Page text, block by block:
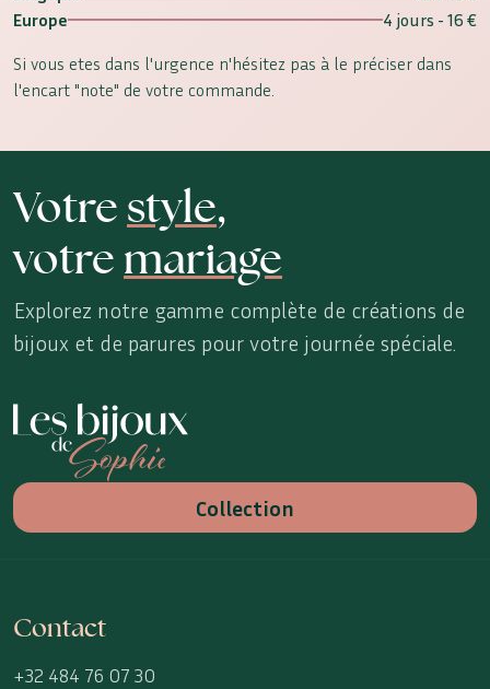
Europe
4 jours - 16 €
Si vous etes dans l'urgence n'hésitez pas à le préciser dans
l'encart "note" de votre commande.
Votrestyle,
votremariage
Explorez notre gamme complète de créations de
bijoux et de parures pour votre journée spéciale.
Les Bijoux de Sophie
Collection
Contact
+32 484 76 07 30